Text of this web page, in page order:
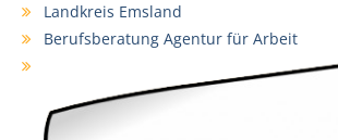
Landkreis Emsland
Berufsberatung Agentur für Arbeit